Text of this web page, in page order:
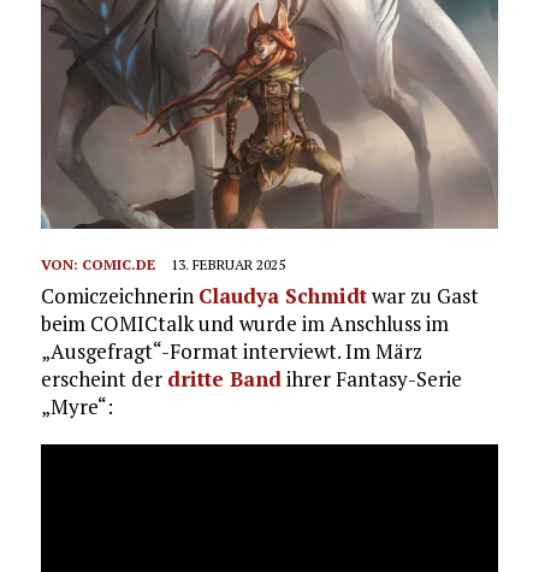
VON: COMIC.DE 13. FEBRUAR 2025
Comiczeichnerin Claudya Schmidtwar zu Gast
beim COMICtalk und wurde im Anschluss im
„Ausgefragt“-Format interviewt. Im März
erscheint der dritte Band ihrer Fantasy-Serie
„Myre“: